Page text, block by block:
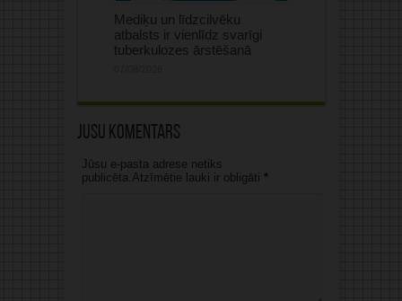
Mediķu un līdzcilvēku
atbalsts ir vienlīdz svarīgi
tuberkulozes ārstēšanā
Jūsu komentārs
Jūsu e-pasta adrese netiks
publicēta.Atzīmētie lauki ir obligāti *